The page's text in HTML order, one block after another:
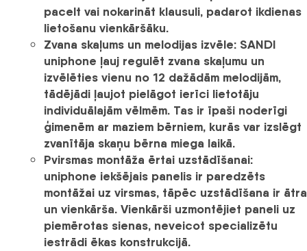
pacelt vai nokarināt klausuli, padarot ikdienas
lietošanu vienkāršāku.
Zvana skaļums un melodijas izvēle: SANDI
uniphone ļauj regulēt zvana skaļumu un
izvēlēties vienu no 12 dažādām melodijām,
tādējādi ļaujot pielāgot ierīci lietotāju
individuālajām vēlmēm. Tas ir īpaši noderīgi
ģimenēm ar maziem bērniem, kurās var izslēgt
zvanītāja skaņu bērna miega laikā.
Pvirsmas montāža ērtai uzstādīšanai:
uniphone iekšējais panelis ir paredzēts
montāžai uz virsmas, tāpēc uzstādīšana ir ātra
un vienkārša. Vienkārši uzmontējiet paneli uz
piemērotas sienas, neveicot specializētu
iestrādi ēkas konstrukcijā.